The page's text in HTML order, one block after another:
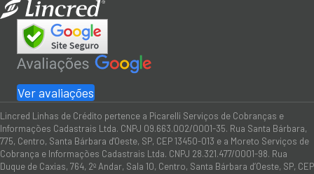
Ver avaliações
Lincred Linhas de Crédito pertence a Picarelli Serviços de Cobranças e
Informações Cadastrais Ltda. CNPJ 09.663.002/0001-35. Rua Santa Bárbara,
775, Centro, Santa Bárbara d'Oeste, SP, CEP 13450-013 e a Moreto Serviços de
Cobrança e Informações Cadastrais Ltda. CNPJ 28.321.477/0001-98. Rua
Duque de Caxias, 764, 2º Andar, Sala 10, Centro, Santa Bárbara d’Oeste, SP, CEP